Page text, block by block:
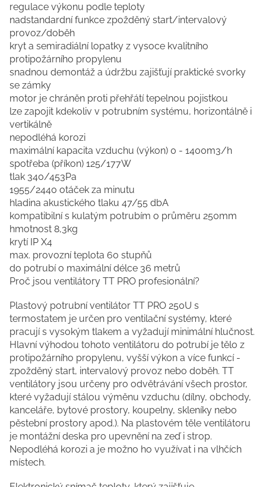
regulace výkonu podle teploty
nadstandardní funkce zpožděný start/intervalový
provoz/doběh
kryt a semiradiální lopatky z vysoce kvalitního
protipožárního propylenu
snadnou demontáž a údržbu zajišťují praktické svorky
se zámky
motor je chráněn proti přehřátí tepelnou pojistkou
lze zapojit kdekoliv v potrubním systému, horizontálně i
vertikálně
nepodléhá korozi
maximální kapacita vzduchu (výkon) 0 - 1400m3/h
spotřeba (příkon) 125/177W
tlak 340/453Pa
1955/2440 otáček za minutu
hladina akustického tlaku 47/55 dbA
kompatibilní s kulatým potrubím o průměru 250mm
hmotnost 8,3kg
krytí IP X4
max. provozní teplota 60 stupňů
do potrubí o maximální délce 36 metrů
Proč jsou ventilátory TT PRO profesionální?
Plastový potrubní ventilátor TT PRO 250U s
termostatem je určen pro ventilační systémy, které
pracují s vysokým tlakem a vyžadují minimální hlučnost.
Hlavní výhodou tohoto ventilátoru do potrubí je tělo z
protipožárního propylenu, vyšší výkon a více funkcí -
zpožděný start, intervalový provoz nebo doběh. TT
ventilátory jsou určeny pro odvětrávání všech prostor,
které vyžadují stálou výměnu vzduchu (dílny, obchody,
kanceláře, bytové prostory, koupelny, skleníky nebo
pěstební prostory apod.). Na plastovém těle ventilátoru
je montážní deska pro upevnění na zeď i strop.
Nepodléhá korozi a je možno ho využívat i na vlhčích
místech.